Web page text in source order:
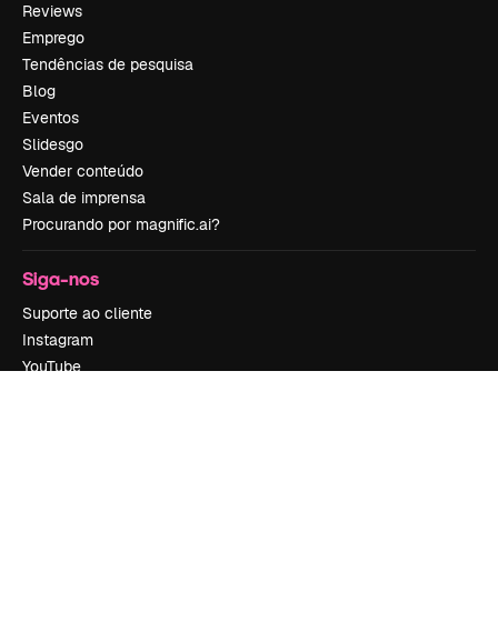
Reviews
Emprego
Tendências de pesquisa
Blog
Eventos
Slidesgo
Vender conteúdo
Sala de imprensa
Procurando por magnific.ai?
Siga-nos
Suporte ao cliente
Instagram
YouTube